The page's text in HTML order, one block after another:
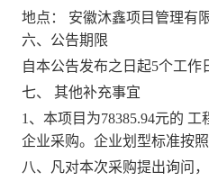
地点：
安徽沐鑫项目管理有
六、公告期限
自本公告发布之日起5个工作
七、
其他补充事宜
1、 本项目 为78385.94元的 工
企业采购。企业划型标准按
八、凡对本次采购提出询问